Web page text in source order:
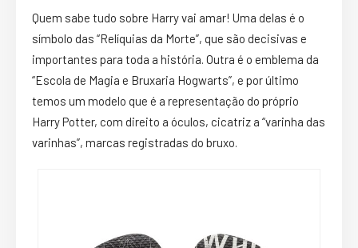
Quem sabe tudo sobre Harry vai amar! Uma delas é o
símbolo das “Relíquias da Morte”, que são decisivas e
importantes para toda a história. Outra é o emblema da
“Escola de Magia e Bruxaria Hogwarts”, e por último
temos um modelo que é a representação do próprio
Harry Potter, com direito a óculos, cicatriz a “varinha das
varinhas”, marcas registradas do bruxo.